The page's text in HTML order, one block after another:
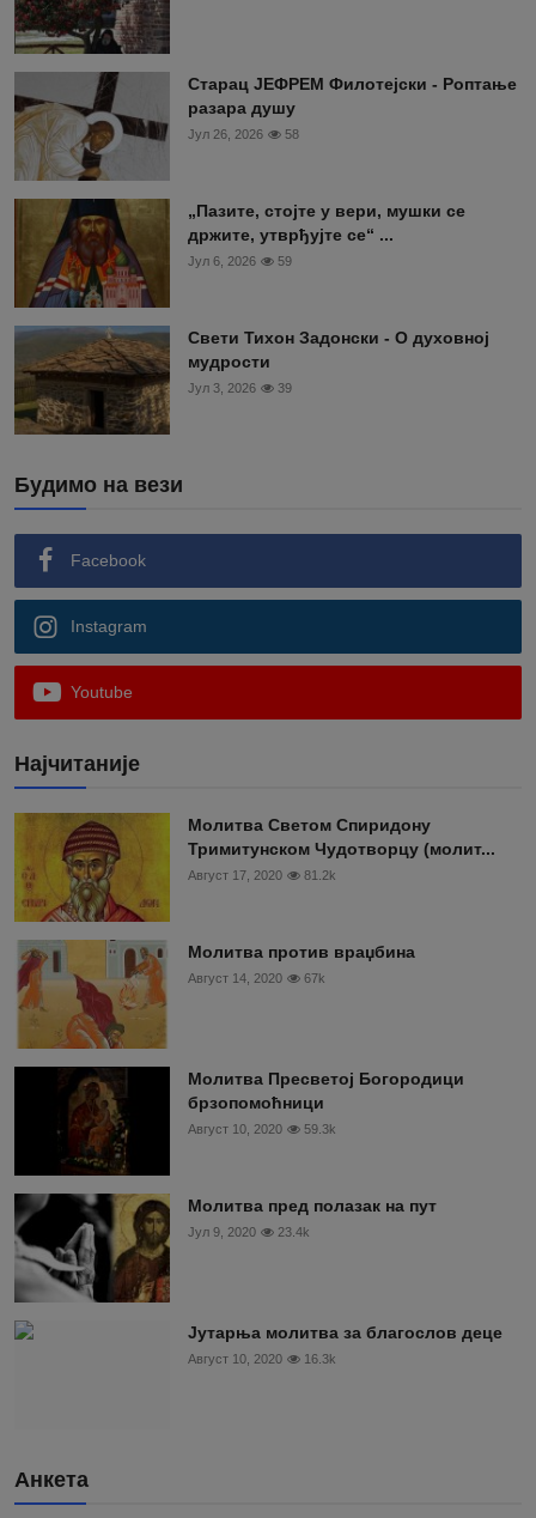
Старац ЈЕФРЕМ Филотејски - Роптање
разара душу
Јул 26, 2026 58
„Пазите, стојте у вери, мушки се
држите, утврђујте се“ ...
Јул 6, 2026 59
Свети Тихон Задонски - О духовној
мудрости
Јул 3, 2026 39
Будимо на вези
Facebook
Instagram
Youtube
Најчитаније
Moлитва Светом Спиридону
Тримитунском Чудотворцу (молит...
Август 17, 2020 81.2k
Молитва против враџбина
Август 14, 2020 67k
Молитва Пресветој Богородици
брзопомоћници
Август 10, 2020 59.3k
Молитва пред полазак на пут
Јул 9, 2020 23.4k
Јутарња молитва за благослов деце
Август 10, 2020 16.3k
Анкета